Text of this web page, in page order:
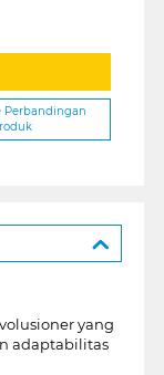
Perbandingan
yang
adaptabilitas